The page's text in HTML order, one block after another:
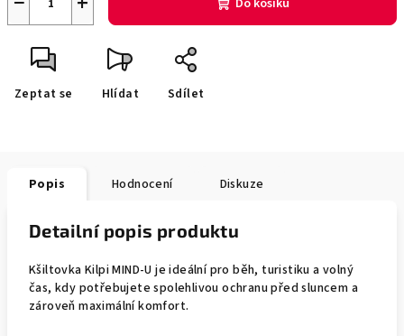
Do košíku
Zeptat se Hlídat Sdílet
Popis Hodnocení Diskuze
Detailní popis produktu
Kšiltovka Kilpi MIND-U je ideální pro běh, turistiku a volný
čas, kdy potřebujete spolehlivou ochranu před sluncem a
zároveň maximální komfort.